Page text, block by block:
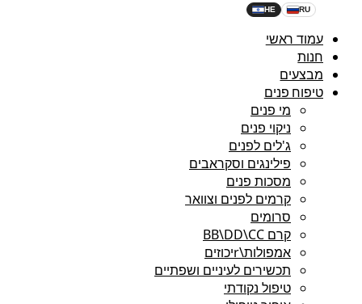
HE RU
עמוד ראשי
חנות
מבצעים
טיפוח פנים
מי פנים
ניקוי פנים
ג'לים לפנים
פילינגים וסקראבים
מסכות פנים
קרמים לפנים וצוואר
סרומים
קרם BB\DD\CC
אמפולות\rיכוזים
תכשירים לעיניים ושפתיים
טיפול נקודתי